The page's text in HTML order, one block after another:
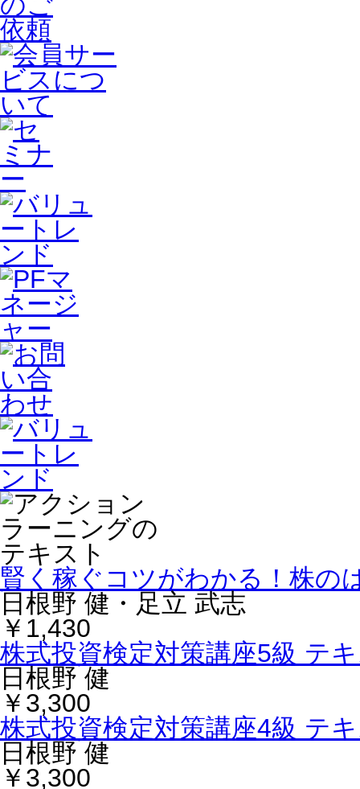
賢く稼ぐコツがわかる！株の
日根野 健・足立 武志
￥1,430
株式投資検定対策講座5級 テ
日根野 健
￥3,300
株式投資検定対策講座4級 テ
日根野 健
￥3,300